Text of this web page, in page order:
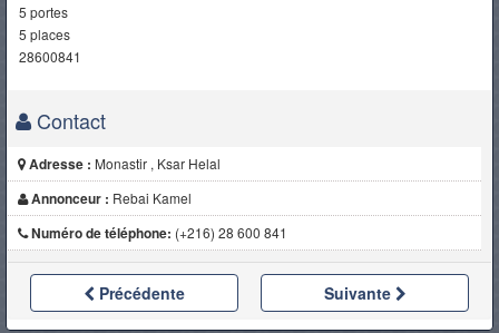
5 portes
5 places
28600841
Contact
Adresse : Monastir , Ksar Helal
Annonceur : Rebai Kamel
Numéro de téléphone: (+216) 28 600 841
Précédente Suivante